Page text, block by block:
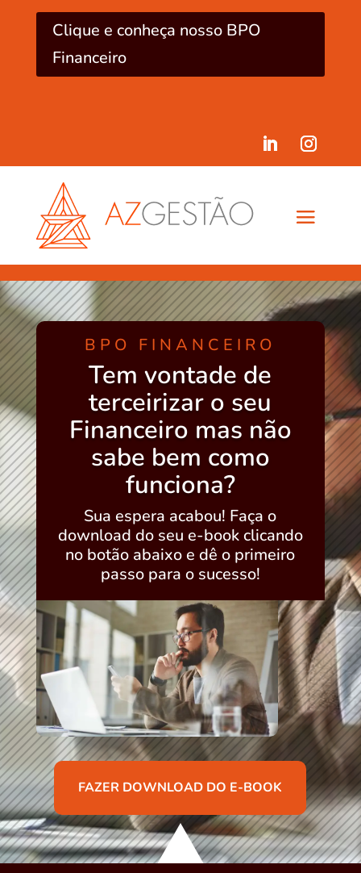
Clique e conheça nosso BPO
Financeiro
BPO FINANCEIRO
Tem vontade de
terceirizar o seu
Financeiro mas não
sabe bem como
funciona?
Sua espera acabou! Faça o
download do seu e-book clicando
no botão abaixo e dê o primeiro
passo para o sucesso!
FAZER DOWNLOAD DO E-BOOK